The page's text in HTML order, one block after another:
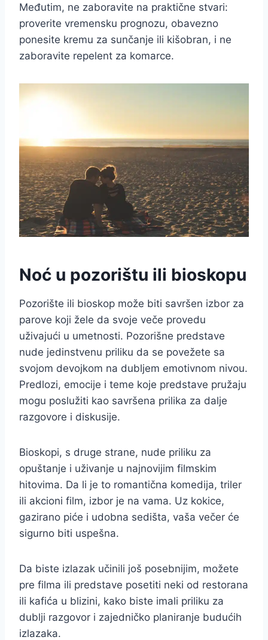
Međutim, ne zaboravite na praktične stvari:
proverite vremensku prognozu, obavezno
ponesite kremu za sunčanje ili kišobran, i ne
zaboravite repelent za komarce.
Noć u pozorištu ili bioskopu
Pozorište ili bioskop može biti savršen izbor za
parove koji žele da svoje veče provedu
uživajući u umetnosti. Pozorišne predstave
nude jedinstvenu priliku da se povežete sa
svojom devojkom na dubljem emotivnom nivou.
Predlozi, emocije i teme koje predstave pružaju
mogu poslužiti kao savršena prilika za dalje
razgovore i diskusije.
Bioskopi, s druge strane, nude priliku za
opuštanje i uživanje u najnovijim filmskim
hitovima. Da li je to romantična komedija, triler
ili akcioni film, izbor je na vama. Uz kokice,
gazirano piće i udobna sedišta, vaša večer će
sigurno biti uspešna.
Da biste izlazak učinili još posebnijim, možete
pre filma ili predstave posetiti neki od restorana
ili kafića u blizini, kako biste imali priliku za
dublji razgovor i zajedničko planiranje budućih
izlazaka.